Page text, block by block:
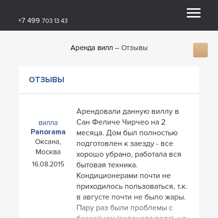
+7 499 703 13 43
Аренда вилл Отзывы
ОТЗЫВЫ
вилла
Panorama
Оксана,
Москва
16.08.2015
Арендовали данную виллу в
Сан Феличе Чирчео на 2
месяца. Дом был полностью
подготовлен к заезду - все
хорошо убрано, работала вся
бытовая техника.
Кондиционерами почти не
приходилось пользоваться, т.к.
в августе почти не было жары.
Пару раз были проблемы с